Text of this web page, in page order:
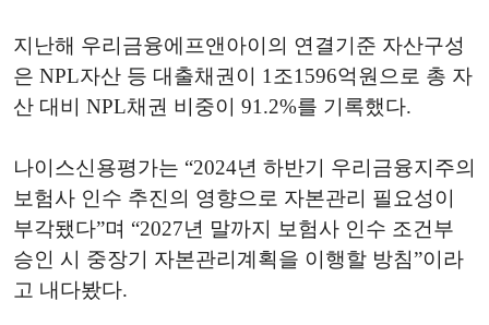
지난해 우리금융에프앤아이의 연결기준 자산구성
은 NPL자산 등 대출채권이 1조1596억원으로 총 자
산 대비 NPL채권 비중이 91.2%를 기록했다.
나이스신용평가는 “2024년 하반기 우리금융지주의
보험사 인수 추진의 영향으로 자본관리 필요성이
부각됐다”며 “2027년 말까지 보험사 인수 조건부
승인 시 중장기 자본관리계획을 이행할 방침”이라
고 내다봤다.